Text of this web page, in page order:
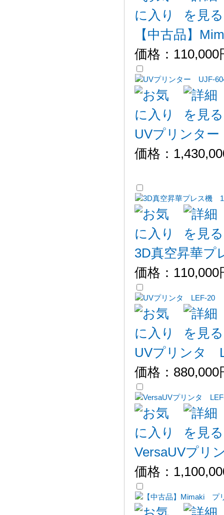
【中古品】
価格： 110,000
UVプリンタ
価格：
3D真空昇華
価格： 110,000
UVプリンタ
価格： 880,000
VersaUVプリ
価格：